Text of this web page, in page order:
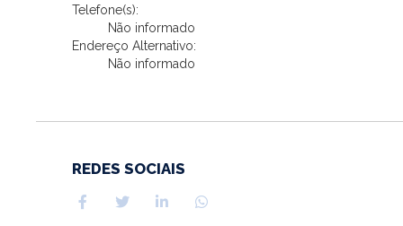
Telefone(s):
Não informado
Endereço Alternativo:
Não informado
REDES SOCIAIS